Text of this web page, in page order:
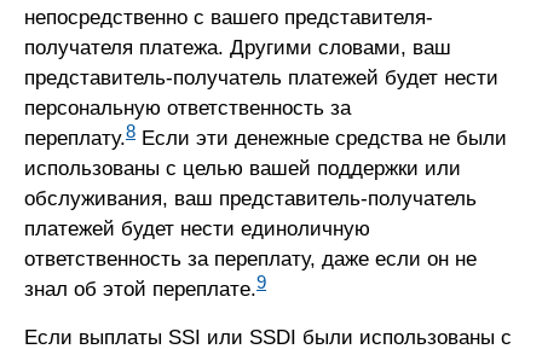
непосредственно с вашего представителя-
получателя платежа. Другими словами, ваш
представитель-получатель платежей будет нести
персональную ответственность за
переплату.8 Если эти денежные средства не были
использованы с целью вашей поддержки или
обслуживания, ваш представитель-получатель
платежей будет нести единоличную
ответственность за переплату, даже если он не
знал об этой переплате.9
Если выплаты SSI или SSDI были использованы с